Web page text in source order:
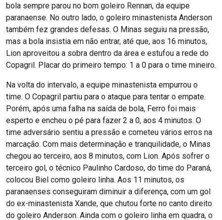
bola sempre parou no bom goleiro Rennan, da equipe
paranaense. No outro lado, o goleiro minastenista Anderson
também fez grandes defesas. O Minas seguiu na pressão,
mas a bola insistia em não entrar, até que, aos 16 minutos,
Lion aproveitou a sobra dentro da área e estufou a rede do
Copagril. Placar do primeiro tempo: 1 a 0 para o time mineiro.
Na volta do intervalo, a equipe minastenista empurrou o
time. O Copagril partiu para o ataque para tentar o empate.
Porém, após uma falha na saída de bola, Ferro foi mais
esperto e encheu o pé para fazer 2 a 0, aos 4 minutos. O
time adversário sentiu a pressão e cometeu vários erros na
marcação. Com mais determinação e tranquilidade, o Minas
chegou ao terceiro, aos 8 minutos, com Lion. Após sofrer o
terceiro gol, o técnico Paulinho Cardoso, do time do Paraná,
colocou Biel como goleiro linha. Aos 11 minutos, os
paranaenses conseguiram diminuir a diferença, com um gol
do ex-minastenista Xande, que chutou forte no canto direito
do goleiro Anderson. Ainda com o goleiro linha em quadra, o